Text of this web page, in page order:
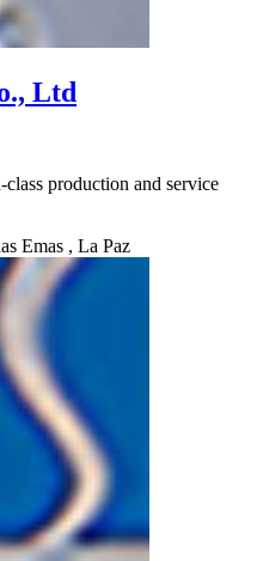
Ltd
production and service
Emas , La Paz